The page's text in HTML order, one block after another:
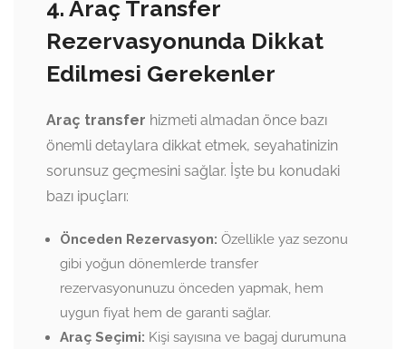
4. Araç Transfer
Rezervasyonunda Dikkat
Edilmesi Gerekenler
Araç transfer hizmeti almadan önce bazı
önemli detaylara dikkat etmek, seyahatinizin
sorunsuz geçmesini sağlar. İşte bu konudaki
bazı ipuçları:
Önceden Rezervasyon: Özellikle yaz sezonu
gibi yoğun dönemlerde transfer
rezervasyonunuzu önceden yapmak, hem
uygun fiyat hem de garanti sağlar.
Araç Seçimi: Kişi sayısına ve bagaj durumuna